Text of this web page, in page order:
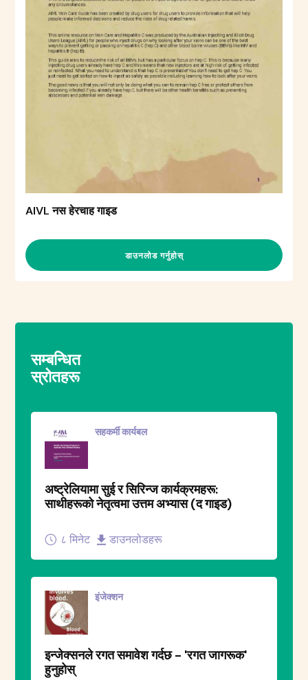
AIVL नस हेरचाह गाइड
डाउनलोड गर्नुहोस्
सम्बन्धित
स्रोतहरू
सहकर्मी कार्यबल
अष्ट्रेलियामा सुई र सिरिन्ज कार्यक्रमहरू:
साथीहरूको नेतृत्वमा उत्तम अभ्यास (द गाइड)
८ मिनेट डाउनलोडहरू
इंजेक्शन
इन्जेक्सनले रगत समावेश गर्दछ - 'रगत जागरूक'
हुनुहोस्